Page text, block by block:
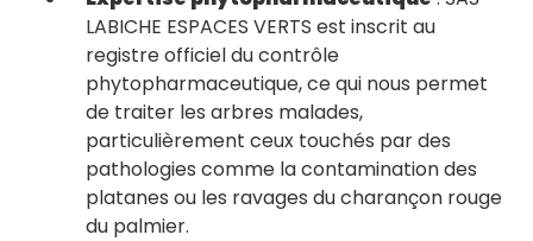
LABICHE ESPACES VERTS est inscrit au
registre officiel du contrôle
phytopharmaceutique, ce qui nous permet
de traiter les arbres malades,
particulièrement ceux touchés par des
pathologies comme la contamination des
platanes ou les ravages du charançon rouge
du palmier.